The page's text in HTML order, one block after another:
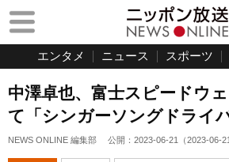
エンタメ ニュース スポーツ
中澤卓也、富士スピードウ
て「シンガーソングドライ
NEWS ONLINE 編集部 公開： 2023-06-21 （2023-06-21